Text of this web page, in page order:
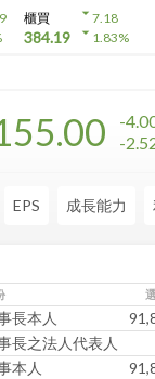
櫃買
384.19
arrow_drop_down7.18
arrow_drop_down1.83%
-
-
EPS 成長能力
長本人
長之法人代表人
本人